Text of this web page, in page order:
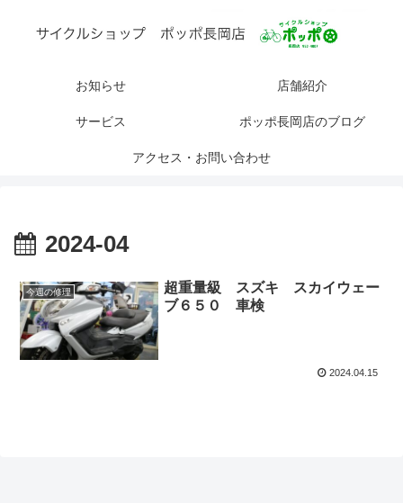
お知らせ 店舗紹介
サービス ポッポ長岡店のブログ
アクセス・お問い合わせ
2024-04
今週の修理
超重量級 スズキ スカイウェー
ブ６５０ 車検
2024.04.15